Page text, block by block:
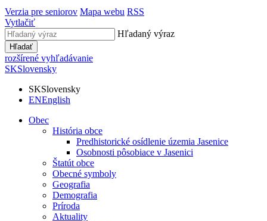
Verzia pre seniorov Mapa webu RSS
Vytlačiť
Hľadaný výraz
Hľadať
rozšírené vyhľadávanie
SKSlovensky
SKSlovensky
ENEnglish
Obec
História obce
Predhistorické osídlenie územia Jasenice
Osobnosti pôsobiace v Jasenici
Štatút obce
Obecné symboly
Geografia
Demografia
Príroda
Aktuality